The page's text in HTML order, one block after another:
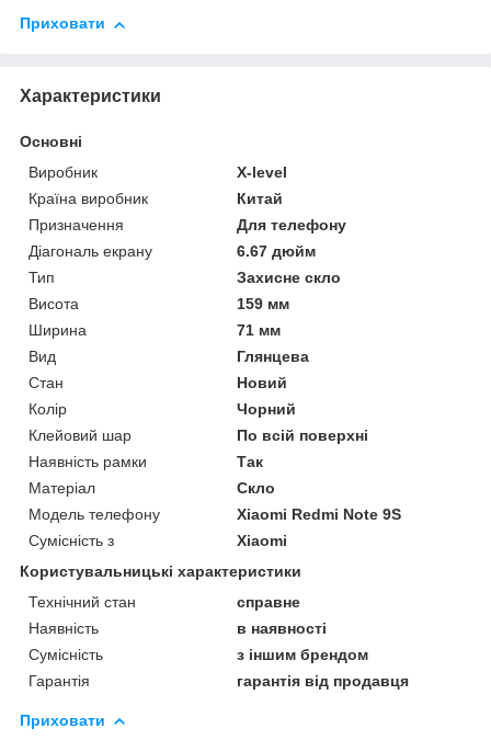
Приховати
Характеристики
Основні
Виробник
X-level
Країна виробник
Китай
Призначення
Для телефону
Діагональ екрану
6.67 дюйм
Тип
Захисне скло
Висота
159 мм
Ширина
71 мм
Вид
Глянцева
Стан
Новий
Колір
Чорний
Клейовий шар
По всій поверхні
Наявність рамки
Так
Матеріал
Скло
Модель телефону
Xiaomi Redmi Note 9S
Сумісність з
Xiaomi
Користувальницькі характеристики
Технічний стан
справне
Наявність
в наявності
Сумісність
з іншим брендом
Гарантія
гарантія від продавця
Приховати